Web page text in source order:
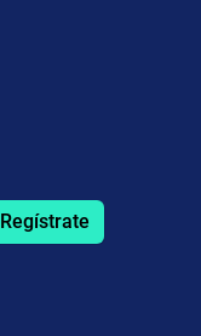
Regístrate